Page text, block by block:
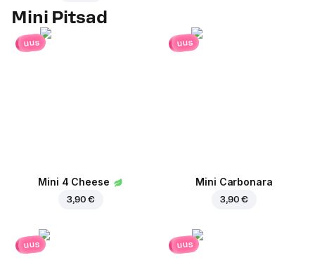
Mini Pitsad
uus
Mini 4 Cheese
3,90 €
uus
Mini Carbonara
3,90 €
uus uus